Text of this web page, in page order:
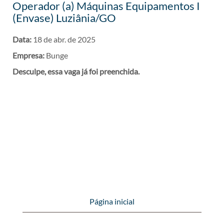
Operador (a) Máquinas Equipamentos I
(Envase) Luziânia/GO
Data: 18 de abr. de 2025
Empresa: Bunge
Desculpe, essa vaga já foi preenchida.
Página inicial